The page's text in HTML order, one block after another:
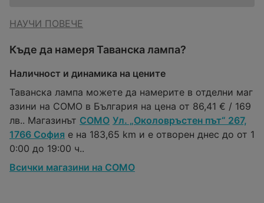
НАУЧИ ПОВЕЧЕ
Къде да намеря Таванска лампа?
Наличност и динамика на цените
Таванска лампа можете да намерите в отделни маг
азини на COMO в България на цена от 86,41 € / 169
лв.. Магазинът COMO Ул. „Околовръстен път“ 267,
1766 София е на 183,65 km и е отворен днес до от 1
0:00 до 19:00 ч..
Всички магазини на COMO